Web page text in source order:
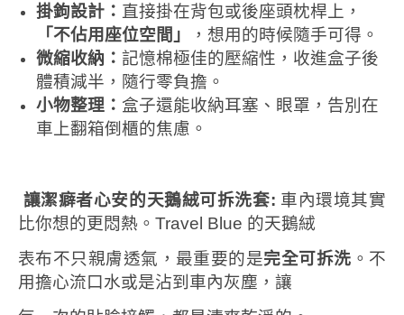
掛鉤設計： 直接掛在背包或後座頭枕桿上，
「不佔用座位空間」
，想用的時候隨手可得。
微縮收納： 記憶棉極佳的壓縮性，收進盒子後
體積減半，隨行零負擔。
小物整理： 盒子還能收納耳塞、眼罩，告別在
車上翻箱倒櫃的焦慮。
讓潔癖者心安的天鵝絨可拆洗套: 車內環境其實
比你想的更悶熱。Travel Blue 的天鵝絨
表布不只親膚透氣，最重要的是完全可拆洗 。不
用擔心流口水或是沾到車內灰塵，讓